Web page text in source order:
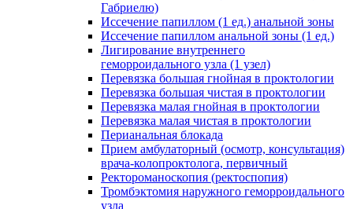
Габриелю)
Иссечение папиллом (1 ед.) анальной зоны
Иссечение папиллом анальной зоны (1 ед.)
Лигирование внутреннего
геморроидального узла (1 узел)
Перевязка большая гнойная в проктологии
Перевязка большая чистая в проктологии
Перевязка малая гнойная в проктологии
Перевязка малая чистая в проктологии
Перианальная блокада
Прием амбулаторный (осмотр, консультация)
врача-колопроктолога, первичный
Ректороманоскопия (ректоспопия)
Тромбэктомия наружного геморроидального
узла